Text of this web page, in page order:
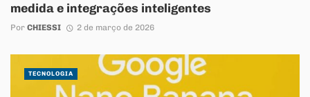
medida e integrações inteligentes
Por CHIESSI 2 de março de 2026
TECNOLOGIA